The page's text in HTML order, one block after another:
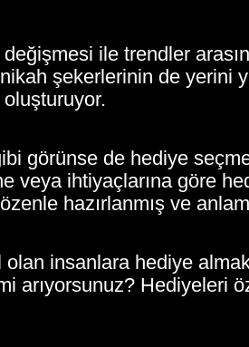
değişmesi ile trendler
şekerlerinin de
oluşturuyor.
görünse de hediye
veya ihtiyaçlarına göre
hazırlanmış ve
insanlara hediye
arıyorsunuz? Hediyeleri